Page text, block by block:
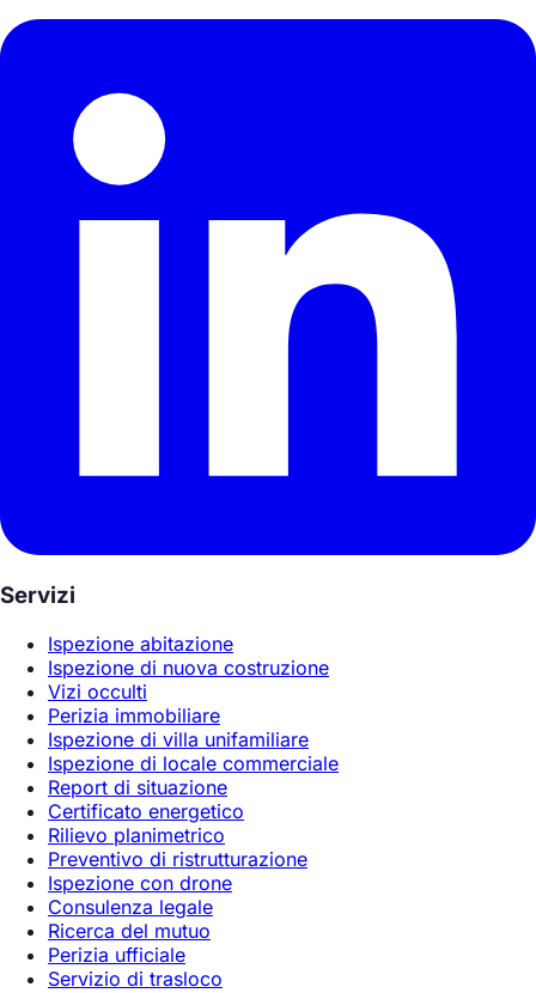
Servizi
Ispezione abitazione
Ispezione di nuova costruzione
Vizi occulti
Perizia immobiliare
Ispezione di villa unifamiliare
Ispezione di locale commerciale
Report di situazione
Certificato energetico
Rilievo planimetrico
Preventivo di ristrutturazione
Ispezione con drone
Consulenza legale
Ricerca del mutuo
Perizia ufficiale
Servizio di trasloco